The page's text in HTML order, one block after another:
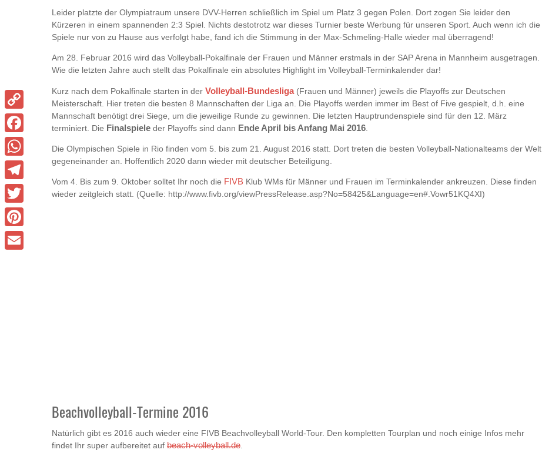
Leider platzte der Olympiatraum unsere DVV-Herren schließlich im Spiel um Platz 3 gegen Polen. Dort zogen Sie leider den
Kürzeren in einem spannenden 2:3 Spiel. Nichts destotrotz war dieses Turnier beste Werbung für unseren Sport. Auch wenn ich die
Spiele nur von zu Hause aus verfolgt habe, fand ich die Stimmung in der Max-Schmeling-Halle wieder mal überragend!
Am 28. Februar 2016 wird das Volleyball-Pokalfinale der Frauen und Männer erstmals in der SAP Arena in Mannheim ausgetragen.
Wie die letzten Jahre auch stellt das Pokalfinale ein absolutes Highlight im Volleyball-Terminkalender dar!
Kurz nach dem Pokalfinale starten in der Volleyball-Bundesliga(Frauen und Männer) jeweils die Playoffs zur Deutschen
Meisterschaft. Hier treten die besten 8 Mannschaften der Liga an. Die Playoffs werden immer im Best of Five gespielt, d.h. eine
Mannschaft benötigt drei Siege, um die jeweilige Runde zu gewinnen. Die letzten Hauptrundenspiele sind für den 12. März
terminiert. Die Finalspiele der Playoffs sind dann Ende April bis Anfang Mai 2016.
Die Olympischen Spiele in Rio finden vom 5. bis zum 21. August 2016 statt. Dort treten die besten Volleyball-Nationalteams der Welt
gegeneinander an. Hoffentlich 2020 dann wieder mit deutscher Beteiligung.
Vom 4. Bis zum 9. Oktober solltet Ihr noch die FIVB Klub WMs für Männer und Frauen im Terminkalender ankreuzen. Diese finden
wieder zeitgleich statt. (Quelle: http://www.fivb.org/viewPressRelease.asp?No=58425&Language=en#.Vowr51KQ4XI)
Beachvolleyball-Termine 2016
Natürlich gibt es 2016 auch wieder eine FIVB Beachvolleyball World-Tour. Den kompletten Tourplan und noch einige Infos mehr
findet Ihr super aufbereitet auf beach-volleyball.de
Copy
Link
Facebook
WhatsApp
Telegram
Twitter
Pinterest